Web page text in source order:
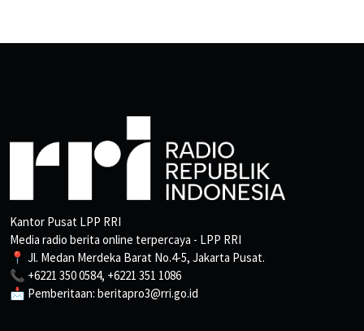
Kantor Pusat LPP RRI
Media radio berita online terpercaya - LPP RRI
📍 Jl. Medan Merdeka Barat No.4-5, Jakarta Pusat.
📞 +6221 350 0584, +6221 351 1086
📩 Pemberitaan: beritapro3@rri.go.id